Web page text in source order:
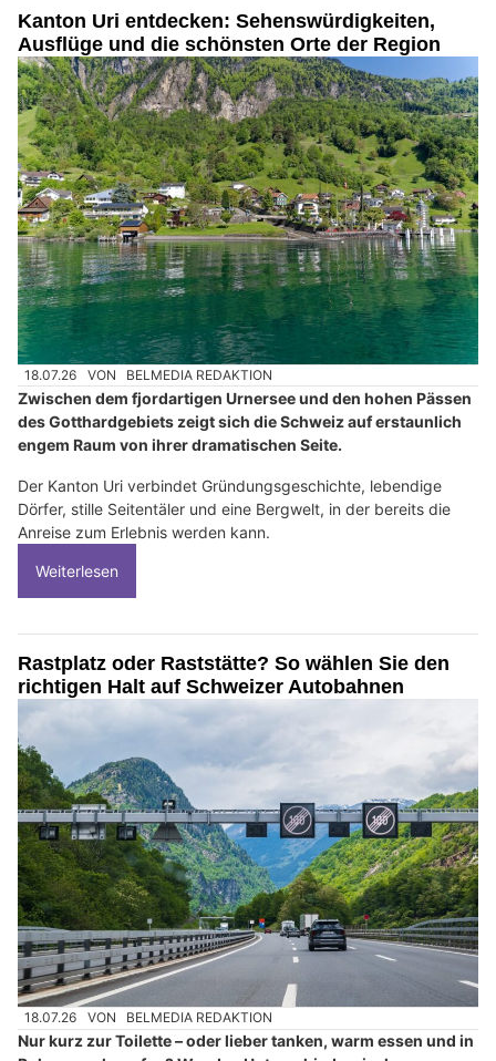
Kanton Uri entdecken: Sehenswürdigkeiten,
Ausflüge und die schönsten Orte der Region
18.07.26 VON BELMEDIA REDAKTION
Zwischen dem fjordartigen Urnersee und den hohen Pässen
des Gotthardgebiets zeigt sich die Schweiz auf erstaunlich
engem Raum von ihrer dramatischen Seite.
Der Kanton Uri verbindet Gründungsgeschichte, lebendige
Dörfer, stille Seitentäler und eine Bergwelt, in der bereits die
Anreise zum Erlebnis werden kann.
Weiterlesen
Rastplatz oder Raststätte? So wählen Sie den
richtigen Halt auf Schweizer Autobahnen
18.07.26 VON BELMEDIA REDAKTION
Nur kurz zur Toilette – oder lieber tanken, warm essen und in